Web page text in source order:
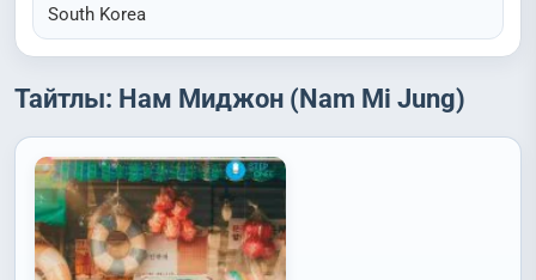
South Korea
Тайтлы: Нам Миджон (Nam Mi Jung)